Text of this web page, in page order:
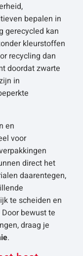
bepalen in
gerecycled kan
kleurstoffen
recycling dan
doordat zwarte
in
en
voor
direct het
daarentegen,
te scheiden en
bewust te
draag je
.